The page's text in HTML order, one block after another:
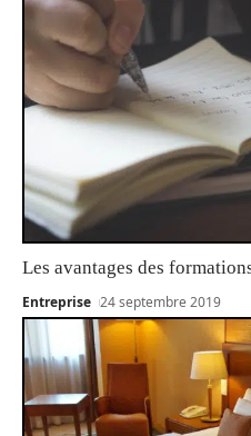
Les avantages des
Entreprise 24 septembre 2019